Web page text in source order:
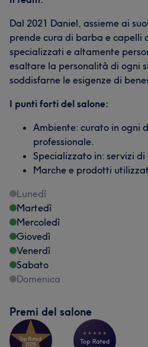
Dal 2021 Daniel, assieme ai
prende cura di barba e capelli
specializzati e altamente
esaltare la personalità di ogni
soddisfarne le esigenze di
I punti forti del salone:
Ambiente: curato in ogni
professionale.
Specializzato in: servizi
Marche e prodotti
Lunedì
Martedì
Mercoledì
Giovedì
Venerdì
Sabato
Domenica
Premi del salone